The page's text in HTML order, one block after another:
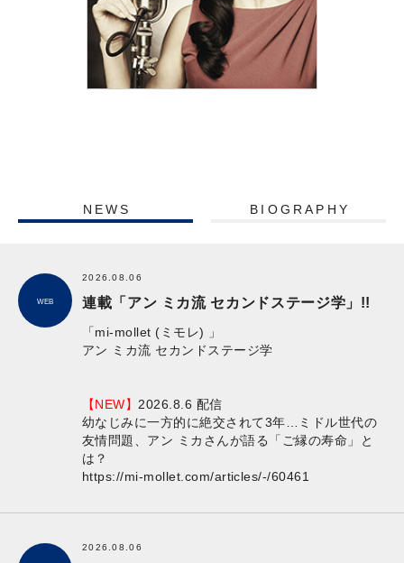
NEWS BIOGRAPHY
WEB
2026.08.06
連載「アン ミカ流 セカンドステージ学」!!
「mi-mollet (ミモレ) 」
アン ミカ流 セカンドステージ学
【NEW】 2026.8.6 配信
幼なじみに一方的に絶交されて3年…ミドル世代の
友情問題、アン ミカさんが語る「ご縁の寿命」と
は？
https://mi-mollet.com/articles/-/60461
2026.08.06